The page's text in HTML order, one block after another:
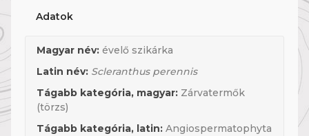
Adatok
Magyar név: évelő szikárka
Latin név: Scleranthus perennis
Tágabb kategória, magyar: Zárvatermők
(törzs)
Tágabb kategória, latin: Angiospermatophyta